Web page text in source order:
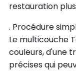
restauration
. Procédure
Le multicouche
couleurs, d'une
précises qui